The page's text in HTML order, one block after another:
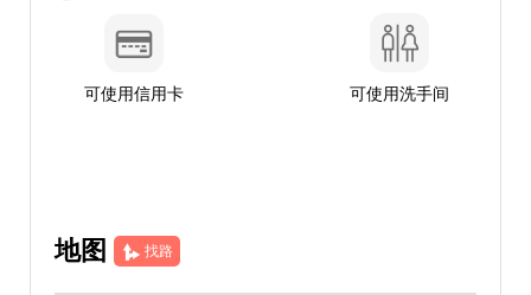
可使用信用卡 可使用洗手间
地图 找路